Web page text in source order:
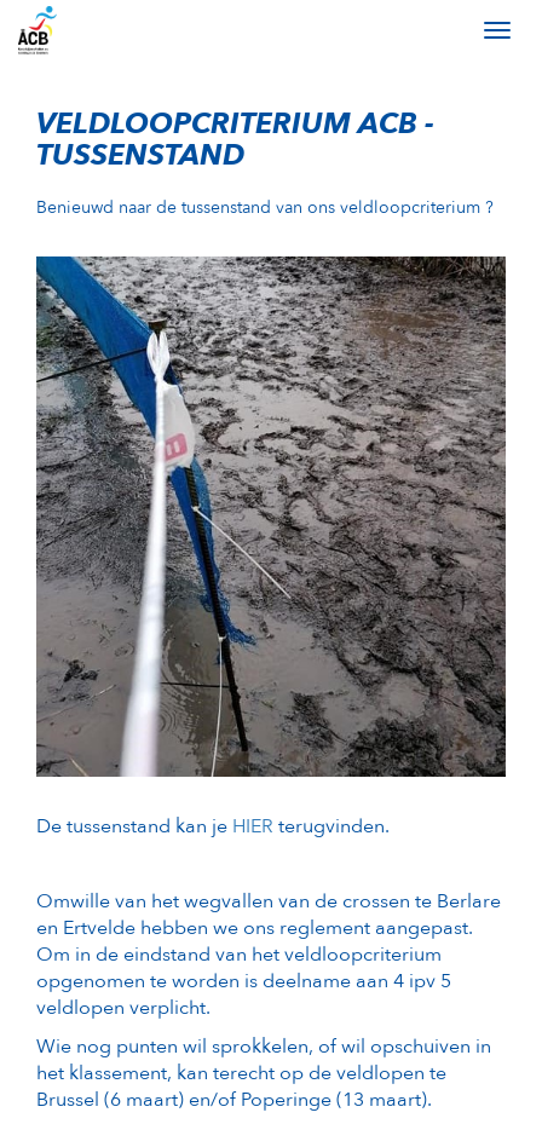
VELDLOOPCRITERIUM ACB -
TUSSENSTAND
Benieuwd naar de tussenstand van ons veldloopcriterium ?
De tussenstand kan je HIER terugvinden.
Omwille van het wegvallen van de crossen te Berlare
en Ertvelde hebben we ons reglement aangepast.
Om in de eindstand van het veldloopcriterium
opgenomen te worden is deelname aan 4 ipv 5
veldlopen verplicht.
Wie nog punten wil sprokkelen, of wil opschuiven in
het klassement, kan terecht op de veldlopen te
Brussel (6 maart) en/of Poperinge (13 maart).